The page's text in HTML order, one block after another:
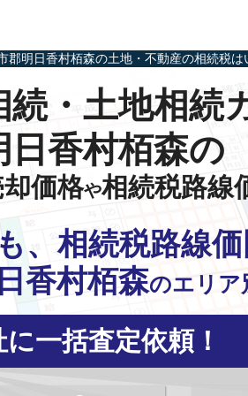
郡明日香村栢森の土地・不動産の相続税
続・土地相続
日香村栢森の
価格や相続税路線
、相続税路線価
香村栢森のエリア
一括査定依頼！